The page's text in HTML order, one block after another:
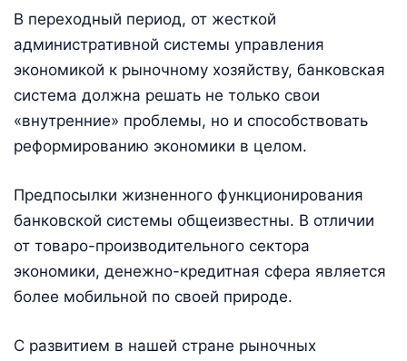
В переходный период, от жесткой
административной системы управления
экономикой к рыночному хозяйству, банковская
система должна решать не только свои
«внутренние» проблемы, но и способствовать
реформированию экономики в целом.
Предпосылки жизненного функционирования
банковской системы общеизвестны. В отличии
от товаро-производительного сектора
экономики, денежно-кредитная сфера является
более мобильной по своей природе.
С развитием в нашей стране рыночных